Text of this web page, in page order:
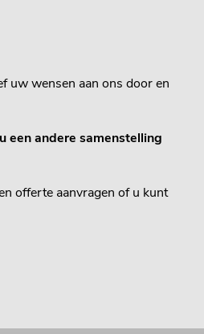
uw wensen aan ons door en
een andere samenstelling
offerte aanvragen of u kunt